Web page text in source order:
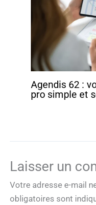
Agendis 62 :
pro simple et
Laisser un
Votre adresse e-mail
obligatoires sont